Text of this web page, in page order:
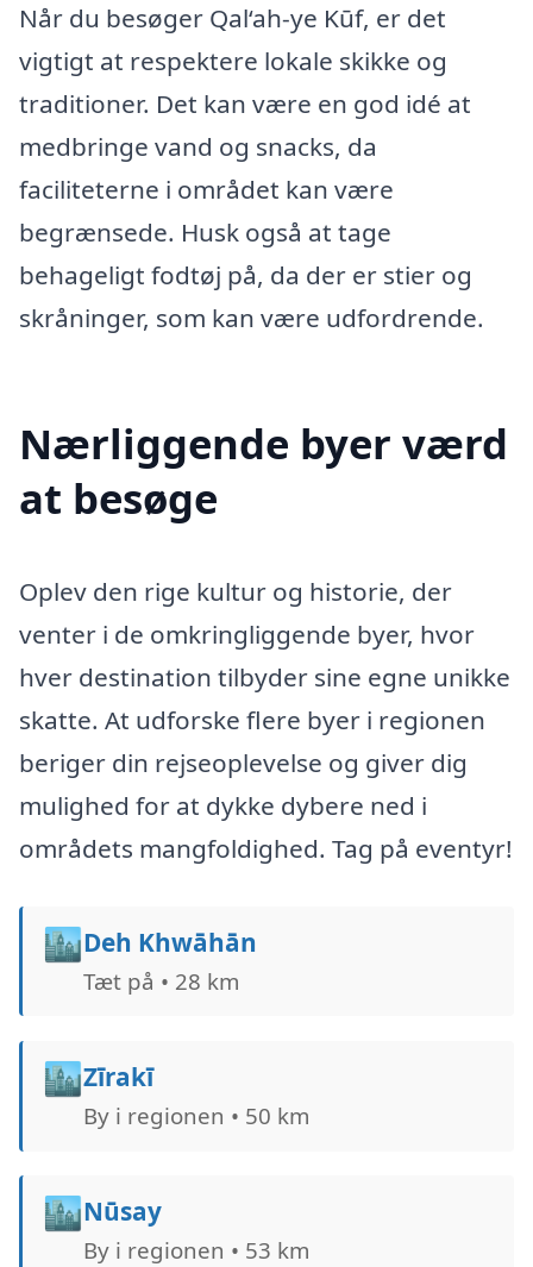
Når du besøger Qal‘ah-ye Kūf, er det
vigtigt at respektere lokale skikke og
traditioner. Det kan være en god idé at
medbringe vand og snacks, da
faciliteterne i området kan være
begrænsede. Husk også at tage
behageligt fodtøj på, da der er stier og
skråninger, som kan være udfordrende.
Nærliggende byer værd
at besøge
Oplev den rige kultur og historie, der
venter i de omkringliggende byer, hvor
hver destination tilbyder sine egne unikke
skatte. At udforske flere byer i regionen
beriger din rejseoplevelse og giver dig
mulighed for at dykke dybere ned i
områdets mangfoldighed. Tag på eventyr!
🏙️Deh Khwāhān
Tæt på • 28 km
🏙️Zīrakī
By i regionen • 50 km
🏙️Nūsay
By i regionen • 53 km